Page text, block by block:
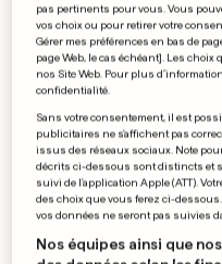
0
0
pas pertinents pour vous. Vous
vos choix ou pour retirer votre
Gérer mes préférences en bas de
page Web, le cas échéant]. Les
nos Site Web. Pour plus
confidentialité.
Sans votre consentement, il est
publicitaires ne s'affichent pas
issus des réseaux sociaux. Note
décrits ci-dessous sont distincts et
suivi de l'application Apple (ATT).
des choix que vous ferez ci-dessous.
vos données ne seront pas suivies
Nos équipes ainsi que